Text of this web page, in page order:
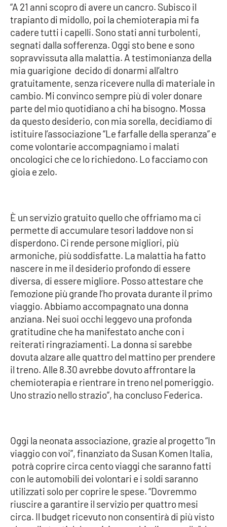
RUBRICHE
Good Morning Vietnam
Parchi Marini Calabria
Leggendo Alvaro insieme
Imprese Di Calabria
Le perfidie di Antonella Grippo
STREAMING
LaC TV
LaC Network
LaC OnAir
EDIZIONI
LOCALI
Catanzaro
Crotone
Reggio Calabria
Cosenza
Lamezia Terme
“A 21 anni scopro di avere un cancro. Subisco il
trapianto di midollo, poi la chemioterapia mi fa
cadere tutti i capelli. Sono stati anni turbolenti,
segnati dalla sofferenza. Oggi sto bene e sono
sopravvissuta alla malattia. A testimonianza della
mia guarigione decido di donarmi all’altro
gratuitamente, senza ricevere nulla di materiale in
cambio. Mi convinco sempre più di voler donare
parte del mio quotidiano a chi ha bisogno. Mossa
da questo desiderio, con mia sorella, decidiamo di
istituire l’associazione “Le farfalle della speranza” e
come volontarie accompagniamo i malati
oncologici che ce lo richiedono. Lo facciamo con
gioia e zelo.
È un servizio gratuito quello che offriamo ma ci
permette di accumulare tesori laddove non si
disperdono. Ci rende persone migliori, più
armoniche, più soddisfatte. La malattia ha fatto
nascere in me il desiderio profondo di essere
diversa, di essere migliore. Posso attestare che
l’emozione più grande l’ho provata durante il primo
viaggio. Abbiamo accompagnato una donna
anziana. Nei suoi occhi leggevo una profonda
gratitudine che ha manifestato anche con i
reiterati ringraziamenti. La donna si sarebbe
dovuta alzare alle quattro del mattino per prendere
il treno. Alle 8.30 avrebbe dovuto affrontare la
chemioterapia e rientrare in treno nel pomeriggio.
Uno strazio nello strazio”, ha concluso Federica.
Oggi la neonata associazione, grazie al progetto “In
viaggio con voi”, finanziato da Susan Komen Italia,
potrà coprire circa cento viaggi che saranno fatti
con le automobili dei volontari e i soldi saranno
utilizzati solo per coprire le spese. “Dovremmo
riuscire a garantire il servizio per quattro mesi
circa. Il budget ricevuto non consentirà di più visto